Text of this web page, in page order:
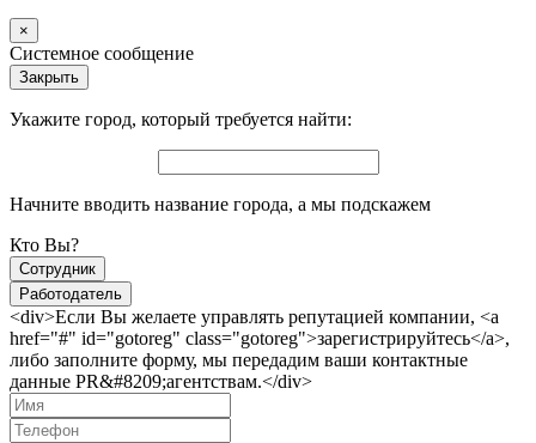
×
Системное сообщение
Закрыть
Укажите город, который требуется найти:
Начните вводить название города, а мы подскажем
Кто Вы?
Сотрудник
Работодатель
<div>Если Вы желаете управлять репутацией компании, <a
href="#" id="gotoreg" class="gotoreg">зарегистрируйтесь</a>,
либо заполните форму, мы передадим ваши контактные
данные PR&#8209;агентствам.</div>